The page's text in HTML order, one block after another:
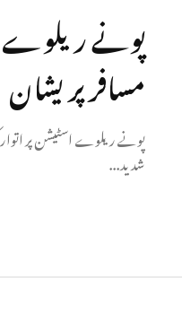
پونے ریلوے
مسافر پریشان
پونے ریلوے اسٹیشن پر
شدید...